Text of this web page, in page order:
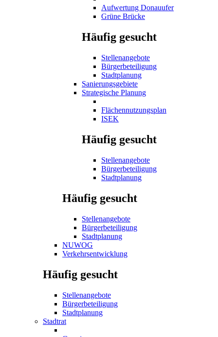
Aufwertung Donauufer
Grüne Brücke
Häufig gesucht
Stellenangebote
Bürgerbeteiligung
Stadtplanung
Sanierungsgebiete
Strategische Planung
Flächennutzungsplan
ISEK
Häufig gesucht
Stellenangebote
Bürgerbeteiligung
Stadtplanung
Häufig gesucht
Stellenangebote
Bürgerbeteiligung
Stadtplanung
NUWOG
Verkehrsentwicklung
Häufig gesucht
Stellenangebote
Bürgerbeteiligung
Stadtplanung
Stadtrat